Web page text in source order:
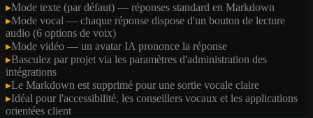
▸Mode texte (par défaut) — réponses standard en Markdown
▸Mode vocal — chaque réponse dispose d'un bouton de lecture
audio (6 options de voix)
▸Mode vidéo — un avatar IA prononce la réponse
▸Basculez par projet via les paramètres d'administration des
intégrations
▸Le Markdown est supprimé pour une sortie vocale claire
▸Idéal pour l'accessibilité, les conseillers vocaux et les applications
orientées client